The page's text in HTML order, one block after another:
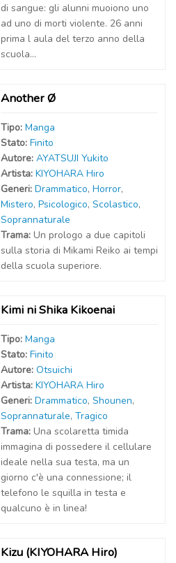
di sangue: gli alunni muoiono uno
ad uno di morti violente. 26 anni
prima l aula del terzo anno della
scuola...
Another Ø
Tipo: Manga
Stato: Finito
Autore: AYATSUJI Yukito
Artista: KIYOHARA Hiro
Generi: Drammatico, Horror,
Mistero, Psicologico, Scolastico,
Soprannaturale
Trama: Un prologo a due capitoli
sulla storia di Mikami Reiko ai tempi
della scuola superiore.
Kimi ni Shika Kikoenai
Tipo: Manga
Stato: Finito
Autore: Otsuichi
Artista: KIYOHARA Hiro
Generi: Drammatico, Shounen,
Soprannaturale, Tragico
Trama: Una scolaretta timida
immagina di possedere il cellulare
ideale nella sua testa, ma un
giorno c'è una connessione; il
telefono le squilla in testa e
qualcuno è in linea!
Kizu (KIYOHARA Hiro)